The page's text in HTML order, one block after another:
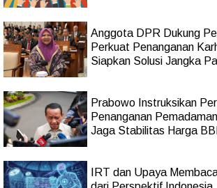
Anggota DPR Dukung
Perkuat Penanganan
Siapkan Solusi Jangka
Prabowo Instruksikan
Penanganan
Jaga Stabilitas Harga
IRT dan Upaya